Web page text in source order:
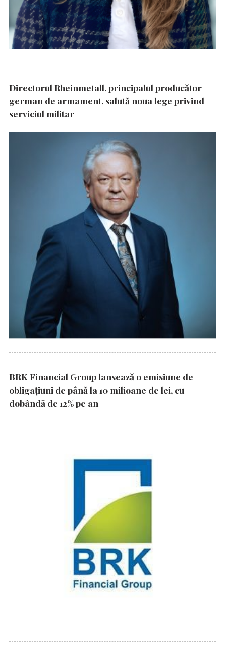
Directorul Rheinmetall, principalul producător
german de armament, salută noua lege privind
serviciul militar
BRK Financial Group lansează o emisiune de
obligațiuni de până la 10 milioane de lei, cu
dobândă de 12% pe an